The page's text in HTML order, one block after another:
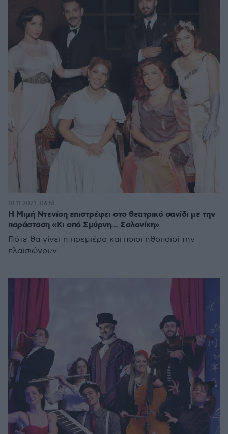
Η Μιμή Ντενίση επιστρέφει στο θεατρικό σανίδι με την
παράσταση «Κι από Σμύρνη... Σαλονίκη»
Πότε θα γίνει η πρεμιέρα και ποιοι ηθοποιοί την
πλαισιώνουν
18.11.2021, 06:51